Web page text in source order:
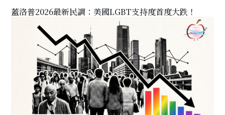
蓋洛普2026最新民調：美國LGBT支持度首度大跌！